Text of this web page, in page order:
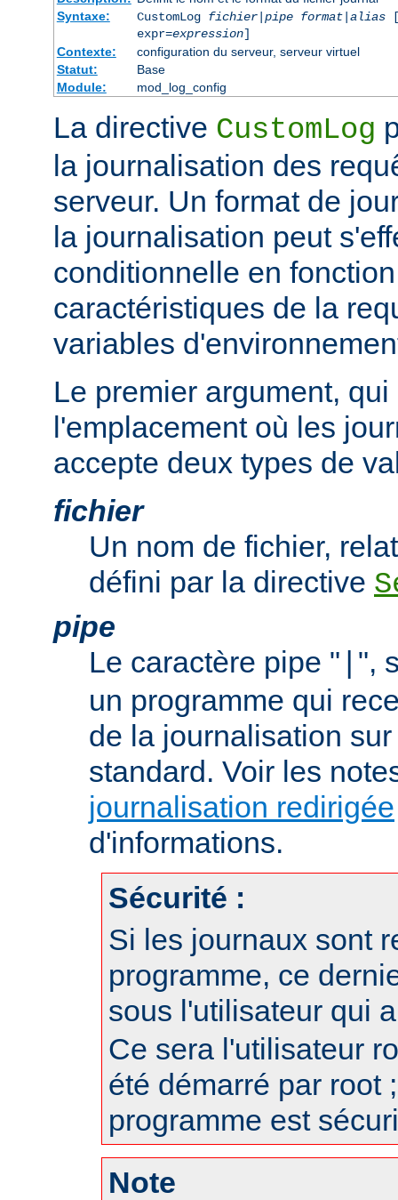
Syntaxe:
CustomLog fichier|pipe format|alias
expr=expression]
Contexte:
configuration du serveur, serveur virtuel
Statut:
Base
Module:
mod_log_config
La directive CustomLog
la journalisation des
serveur. Un format de
la journalisation peut
conditionnelle en
caractéristiques de la
variables
Le premier argument,
l'emplacement où les
accepte deux types de
fichier
Un nom de fichier,
défini par la directive
pipe
Le caractère pipe " ",
un programme qui
de la journalisation
standard. Voir les
journalisation redirigée
d'informations.
Sécurité :
Si les journaux sont
programme, ce
sous l'utilisateur qui
Ce sera l'utilisateur
été démarré par root
programme est
Note